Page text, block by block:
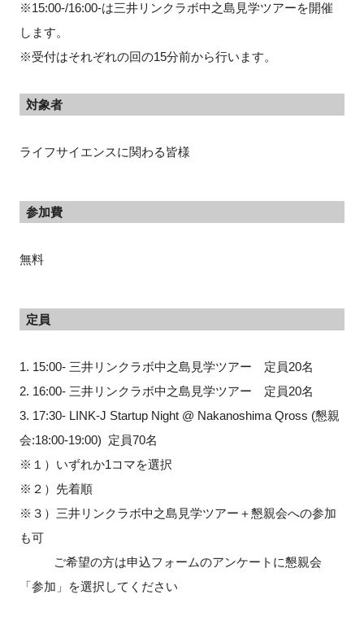
※15:00-/16:00-は三井リンクラボ中之島見学ツアーを開催
します。
※受付はそれぞれの回の15分前から行います。
対象者
ライフサイエンスに関わる皆様
参加費
無料
定員
1. 15:00- 三井リンクラボ中之島見学ツアー 定員20名
2. 16:00- 三井リンクラボ中之島見学ツアー 定員20名
3. 17:30- LINK-J Startup Night @ Nakanoshima Qross (懇親
会:18:00-19:00) 定員70名
※１）いずれか1コマを選択
※２）先着順
※３）三井リンクラボ中之島見学ツアー＋懇親会への参加
も可
ご希望の方は申込フォームのアンケートに懇親会
「参加」を選択してください